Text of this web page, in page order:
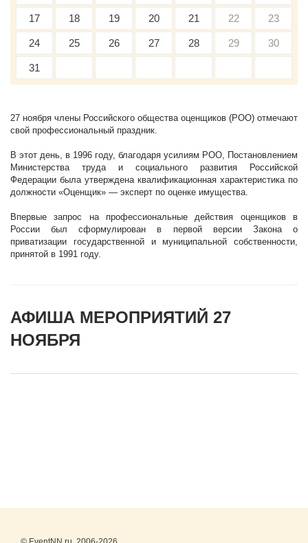
17 18 19 20 21 22 23
24 25 26 27 28 29 30
31
27 ноября члены Российского общества оценщиков (РОО) отмечают
свой профессиональный праздник.
В этот день, в 1996 году, благодаря усилиям РОО, Постановлением
Министерства труда и социального развития Российской
Федерации была утверждена квалификационная характеристика по
должности «Оценщик» — эксперт по оценке имущества.
Впервые запрос на профессиональные действия оценщиков в
России был сформулирован в первой версии Закона о
приватизации государственной и муниципальной собственности,
принятой в 1991 году.
АФИША МЕРОПРИЯТИЙ 27
НОЯБРЯ